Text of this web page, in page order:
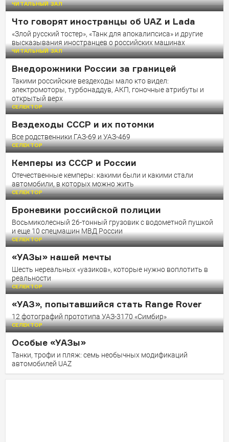
ЧИТАЛЬНЫЙ ЗАЛ
Что говорят иностранцы об UAZ и Lada
«Злой русский тостер», «Танк для апокалипсиса» и другие
высказывания иностранцев о российских машинах
ЧИТАЛЬНЫЙ ЗАЛ
Внедорожники России за границей
Такими российские вездеходы мало кто видел:
электромоторы, турбонаддув, АКП, гоночные атрибуты и
открытый верх
СЕЛЕКТОР
Вездеходы СССР и их потомки
Все родственники ГАЗ-69 и УАЗ-469
СЕЛЕКТОР
Кемперы из СССР и России
Отечественные кемперы: какими были и какими стали
автомобили, в которых можно жить
СЕЛЕКТОР
Броневики российской полиции
Восьмиколесный 26-тонный грузовик с водометной пушкой
и еще 10 спецмашин МВД России
СЕЛЕКТОР
«УАЗы» нашей мечты
Шесть нереальных «уазиков», которые нужно воплотить в
реальности
СЕЛЕКТОР
«УАЗ», попытавшийся стать Range Rover
12 фотографий прототипа УАЗ-3170 «Симбир»
СЕЛЕКТОР
Особые «УАЗы»
Танки, трофи и пляж: cемь необычных модификаций
автомобилей UAZ